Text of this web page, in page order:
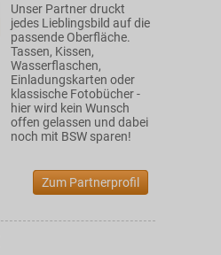
Unser Partner druckt
jedes Lieblingsbild auf die
passende Oberfläche.
Tassen, Kissen,
Wasserflaschen,
Einladungskarten oder
klassische Fotobücher -
hier wird kein Wunsch
offen gelassen und dabei
noch mit BSW sparen!
Zum Partnerprofil